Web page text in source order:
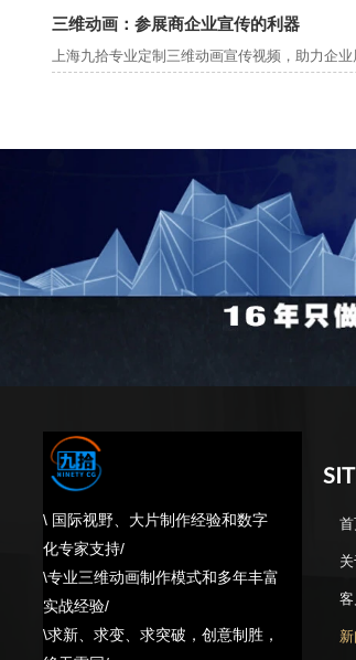
一、核心制作流程
需求沟通‌：明确动画用途（产品演示/施工还原
美术设定‌：完成角色原画、场景概念图及分镜
技术预研‌：制定多边形面数标准（如工业设备模
建模与优化‌：
工业机械采用硬表面建模，复杂部件用细分曲面
高模通过Retopology转化为生产级低模，关节
材质与绑定‌：
PBR流程绘制基础色/法线/粗糙度贴图，
机械部件绑定需模拟物理运动逻辑（如液压杆伸
三维动画：参展商企业宣传的利器
上海九拾专业定制三维动画宣传视频，助力企业
\ 国际视野、大片制作经验和数字
化专家支持/
\专业三维动画制作模式和多年丰富
实战经验/
\求新、求变、求突破，创意制胜，
客